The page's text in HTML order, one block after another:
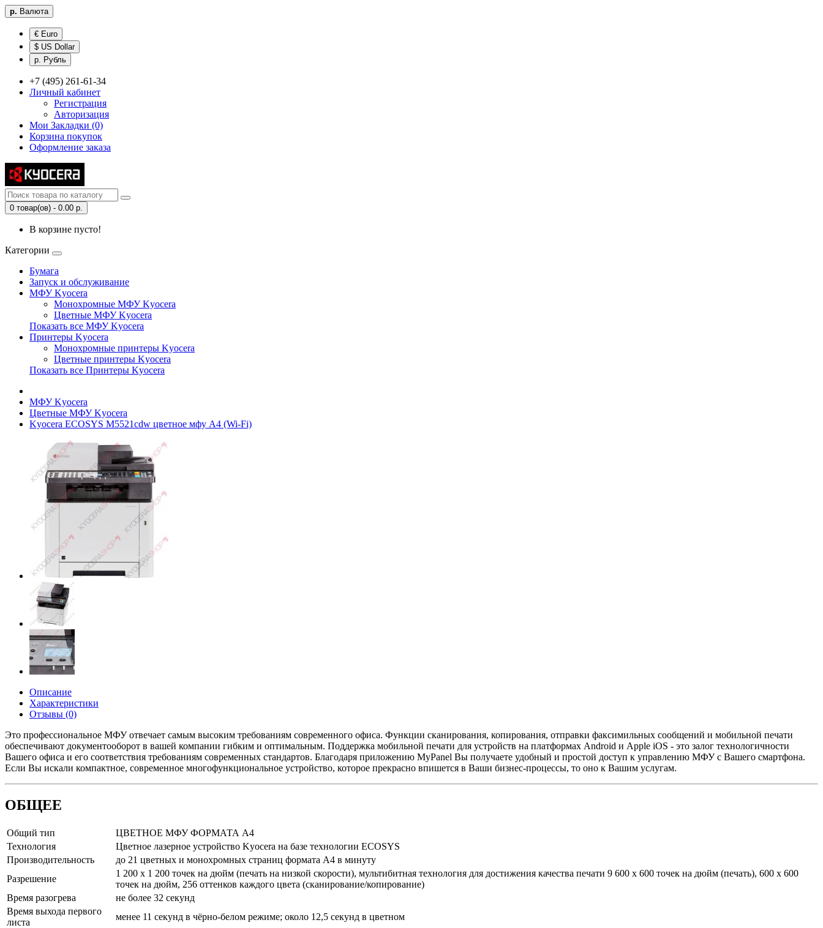
р. Валюта
€ Euro
$ US Dollar
р. Рубль
+7 (495) 261-61-34
Личный кабинет
Регистрация
Авторизация
Мои Закладки (0)
Корзина покупок
Оформление заказа
0 товар(ов) - 0.00 р.
В корзине пусто!
Категории
Бумага
Запуск и обслуживание
МФУ Kyocera
Монохромные МФУ Kyocera
Цветные МФУ Kyocera
Показать все МФУ Kyocera
Принтеры Kyocera
Монохромные принтеры Kyocera
Цветные принтеры Kyocera
Показать все Принтеры Kyocera
МФУ Kyocera
Цветные МФУ Kyocera
Kyocera ECOSYS M5521cdw цветное мфу A4 (Wi-Fi)
Описание
Характеристики
Отзывы (0)
Это профессиональное МФУ отвечает самым высоким требованиям современного офиса. Функции сканирования, копирования, отправки факсимильных сообщений и мобильной печати
обеспечивают документооборот в вашей компании гибким и оптимальным. Поддержка мобильной печати для устройств на платформах Android и Apple iOS - это залог технологичности
Вашего офиса и его соответствия требованиям современных стандартов. Благодаря приложению MyPanel Вы получаете удобный и простой доступ к управлению МФУ с Вашего смартфона.
Если Вы искали компактное, современное многофункциональное устройство, которое прекрасно впишется в Ваши бизнес-процессы, то оно к Вашим услугам.
ОБЩЕЕ
Общий тип
ЦВЕТНОЕ МФУ ФОРМАТА A4
Технология
Цветное лазерное устройство Kyocera на базе технологии ECOSYS
Производительность
до 21 цветных и монохромных страниц формата A4 в минуту
Разрешение
1 200 x 1 200 точек на дюйм (печать на низкой скорости), мультибитная технология для достижения качества печати 9 600 х 600 точек на дюйм (печать), 600 x 600
точек на дюйм, 256 оттенков каждого цвета (сканирование/копирование)
Время разогрева
не более 32 секунд
Время выхода первого
листа
менее 11 секунд в чёрно-белом режиме; около 12,5 секунд в цветном